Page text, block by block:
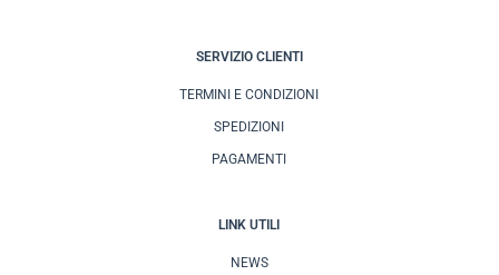
SERVIZIO CLIENTI
TERMINI E CONDIZIONI
SPEDIZIONI
PAGAMENTI
LINK UTILI
NEWS